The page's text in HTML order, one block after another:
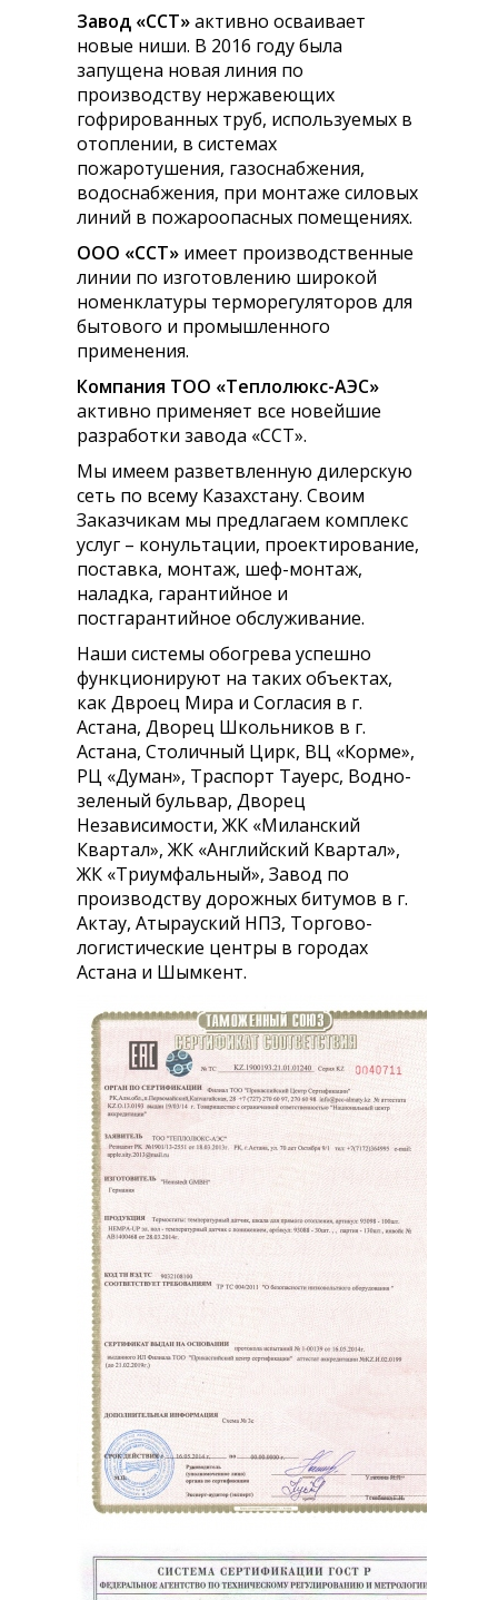
Завод «ССТ»активно осваивает
новые ниши. В 2016 году была
запущена новая линия по
производству нержавеющих
гофрированных труб, используемых в
отоплении, в системах
пожаротушения, газоснабжения,
водоснабжения, при монтаже силовых
линий в пожароопасных помещениях.
ООО «ССТ» имеет производственные
линии по изготовлению широкой
номенклатуры терморегуляторов для
бытового и промышленного
применения.
Компания ТОО «Теплолюкс-АЭС»
активно применяет все новейшие
разработки завода «ССТ».
Мы имеем разветвленную дилерскую
сеть по всему Казахстану. Своим
Заказчикам мы предлагаем комплекс
услуг – конультации, проектирование,
поставка, монтаж, шеф-монтаж,
наладка, гарантийное и
постгарантийное обслуживание.
Наши системы обогрева успешно
функционируют на таких объектах,
как Двроец Мира и Согласия в г.
Астана, Дворец Школьников в г.
Астана, Столичный Цирк, ВЦ «Корме»,
РЦ «Думан», Траспорт Тауерс, Водно-
зеленый бульвар, Дворец
Независимости, ЖК «Миланский
Квартал», ЖК «Английский Квартал»,
ЖК «Триумфальный», Завод по
производству дорожных битумов в г.
Актау, Атырауский НПЗ, Торгово-
логистические центры в городах
Астана и Шымкент.